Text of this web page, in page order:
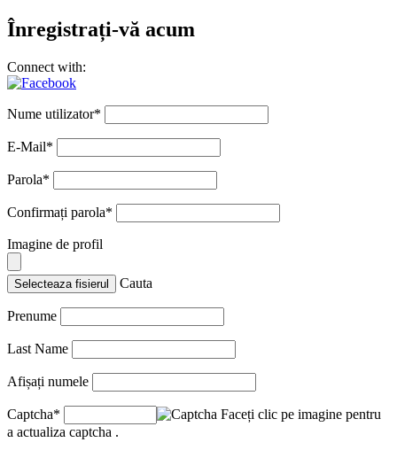
Înregistrați-vă acum
Connect with:
Nume utilizator*
E-Mail*
Parola*
Confirmați parola*
Imagine de profil
Selecteaza fisierul Cauta
Prenume
Last Name
Afișați numele
Captcha*
Faceți clic pe imagine pentru
a actualiza captcha .